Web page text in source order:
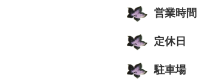
営業時間
定休日
駐車場